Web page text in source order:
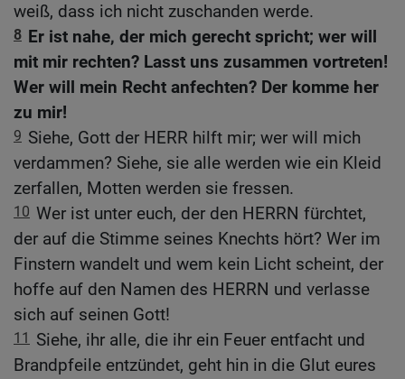
weiß, dass ich nicht zuschanden werde.
8 Er ist nahe, der mich gerecht spricht; wer will
mit mir rechten? Lasst uns zusammen vortreten!
Wer will mein Recht anfechten? Der komme her
zu mir!
9 Siehe, Gott der HERR hilft mir; wer will mich
verdammen? Siehe, sie alle werden wie ein Kleid
zerfallen, Motten werden sie fressen.
10 Wer ist unter euch, der den HERRN fürchtet,
der auf die Stimme seines Knechts hört? Wer im
Finstern wandelt und wem kein Licht scheint, der
hoffe auf den Namen des HERRN und verlasse
sich auf seinen Gott!
11
Siehe, ihr alle, die ihr ein Feuer entfacht und
Brandpfeile entzündet, geht hin in die Glut eures